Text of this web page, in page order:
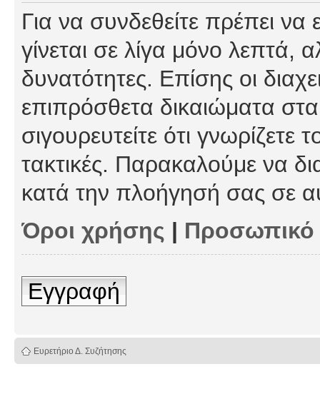
Για να συνδεθείτε πρέπει
γίνεται σε λίγα μόνο λεπτά,
δυνατότητες. Επίσης οι
επιπρόσθετα δικαιώματα
σιγουρευτείτε ότι γνωρίζετε
τακτικές. Παρακαλούμε να
κατά την πλοήγησή σας σε
Όροι χρήσης |
Εγγραφή
Ευρετήριο Δ. Συζήτησης